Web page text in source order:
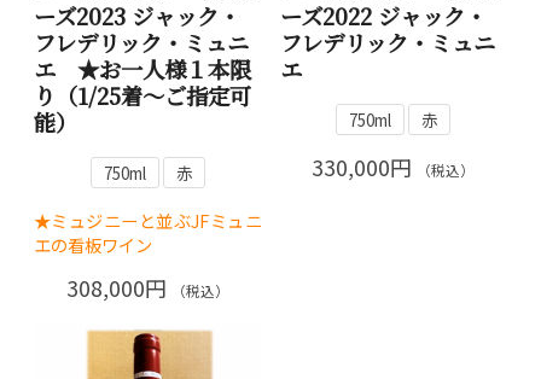
ーズ2023 ジャック・
フレデリック・ミュニ
エ ★お一人様１本限
り（1/25着～ご指定可
能）
750ml 赤
★ミュジニーと並ぶJFミュニ
エの看板ワイン
308,000円 （税込）
ーズ2022 ジャック・
フレデリック・ミュニ
エ
750ml 赤
330,000円 （税込）